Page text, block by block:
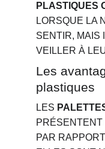
PLASTIQUES
LORSQUE LA
SENTIR, MAIS
VEILLER À
Les
plastiques
LES
PRÉSENTENT
PAR